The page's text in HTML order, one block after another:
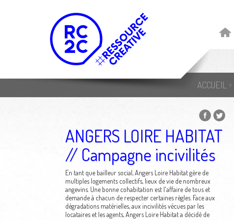
ACCUEIL
ANGERS LOIRE HABITAT
// Campagne incivilités
En tant que bailleur social, Angers Loire Habitat gère de
multiples logements collectifs, lieux de vie de nombreux
angevins. Une bonne cohabitation est l'affaire de tous et
demande à chacun de respecter certaines règles. Face aux
dégradations matérielles, aux incivilités vécues par les
locataires et les agents, Angers Loire Habitat a décidé de